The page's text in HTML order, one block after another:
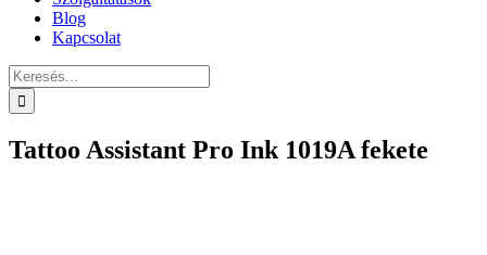
Blog
Kapcsolat
Keresés...
Tattoo Assistant Pro Ink 1019A fekete